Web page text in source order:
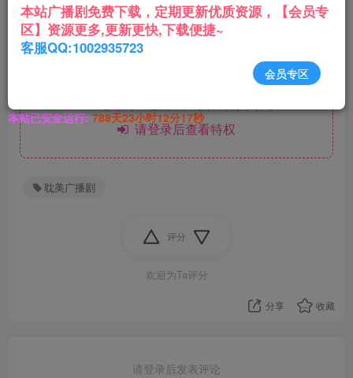
下载地址👇
请登录后查看特权
耽美广播剧
评分
欢迎为Ta评分
分享 收藏
请登录后发表评论
本站广播剧免费下载，定期更新优质资源，【会员专
区】资源更多,更新更快,下载便捷~
客服QQ:1002935723
会员专区
本站已安全运行: 788天23小时12分18秒